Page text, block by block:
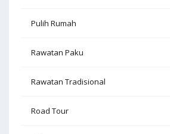
Pulih Rumah
Rawatan Paku
Rawatan Tradisional
Road Tour